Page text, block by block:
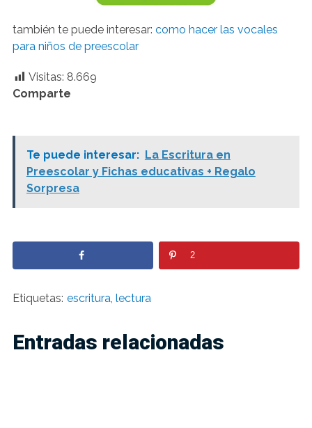
también te puede interesar: como hacer las vocales
para niños de preescolar
Visitas: 8.669
Comparte
Te puede interesar: La Escritura en
Preescolar y Fichas educativas + Regalo
Sorpresa
2
Etiquetas: escritura, lectura
Entradas relacionadas